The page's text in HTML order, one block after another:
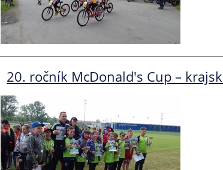
20. ročník McDonald's Cup –